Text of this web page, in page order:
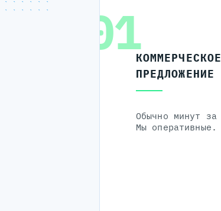
01КОММЕРЧЕСКОЕ
Обычно минут
Мы оперативные.